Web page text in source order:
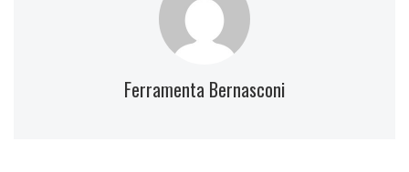
Ferramenta Bernasconi